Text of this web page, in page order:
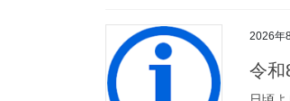
2026年
令和